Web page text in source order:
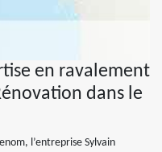
en ravalement
dans le
l’entreprise Sylvain